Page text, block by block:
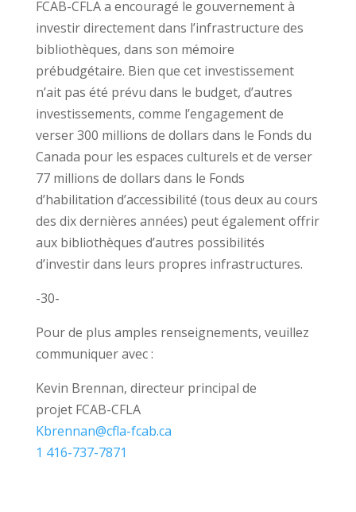
FCAB-CFLA a encouragé le gouvernement à
investir directement dans l’infrastructure des
bibliothèques, dans son mémoire
prébudgétaire. Bien que cet investissement
n’ait pas été prévu dans le budget, d’autres
investissements, comme l’engagement de
verser 300 millions de dollars dans le Fonds du
Canada pour les espaces culturels et de verser
77 millions de dollars dans le Fonds
d’habilitation d’accessibilité (tous deux au cours
des dix dernières années) peut également offrir
aux bibliothèques d’autres possibilités
d’investir dans leurs propres infrastructures.
-30-
Pour de plus amples renseignements, veuillez
communiquer avec :
Kevin Brennan, directeur principal de
projet FCAB-CFLA
Kbrennan@cfla-fcab.ca
1 416-737-7871